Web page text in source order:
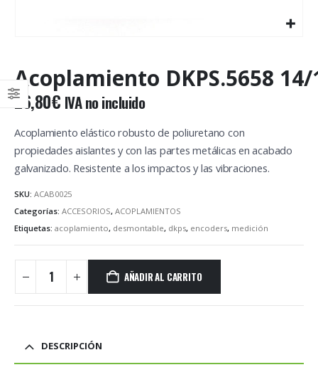
Acoplamiento DKPS.5658 14/
26,80€ IVA no incluido
Acoplamiento elástico robusto de poliuretano con
propiedades aislantes y con las partes metálicas en acabado
galvanizado. Resistente a los impactos y las vibraciones.
SKU: ACAB0025
Categorías: ACCESORIOS, ACOPLAMIENTOS
Etiquetas: acoplamiento, desmontable, dkps, encoders, medición
AÑADIR AL CARRITO
DESCRIPCIÓN